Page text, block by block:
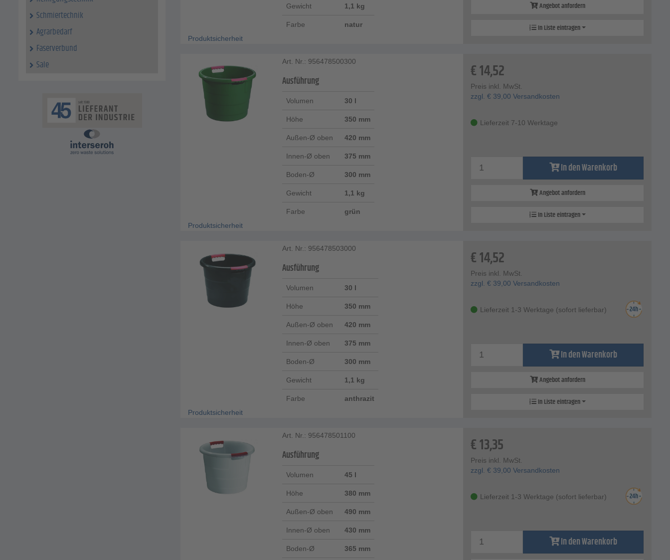
Schmiertechnik
Agrarbedarf
Faserverbund
Sale
Gewicht 1,1 kg
Farbe
natur
Produktsicherheit
Angebot anfordern
In Liste eintragen
Art. Nr.: 956478500300
Ausführung
Volumen 30 l
Höhe 350 mm
Außen-Ø oben 420 mm
Innen-Ø oben 375 mm
Boden-Ø 300 mm
Gewicht 1,1 kg
Farbe
grün
Produktsicherheit
€14,52
Preis inkl. MwSt.
zzgl. € 39,00 Versandkosten
Lieferzeit 7-10 Werktage
In den Warenkorb
Angebot anfordern
In Liste eintragen
Art. Nr.: 956478503000
Ausführung
Volumen 30 l
Höhe 350 mm
Außen-Ø oben 420 mm
Innen-Ø oben 375 mm
Boden-Ø 300 mm
Gewicht 1,1 kg
Farbe
anthrazit
Produktsicherheit
€14,52
Preis inkl. MwSt.
zzgl. € 39,00 Versandkosten
Lieferzeit 1-3 Werktage (sofort lieferbar)
In den Warenkorb
Angebot anfordern
In Liste eintragen
Art. Nr.: 956478501100
Ausführung
Volumen 45 l
Höhe 380 mm
Außen-Ø oben 490 mm
Innen-Ø oben 430 mm
Boden-Ø 365 mm
€13,35
Preis inkl. MwSt.
zzgl. € 39,00 Versandkosten
Lieferzeit 1-3 Werktage (sofort lieferbar)
In den Warenkorb